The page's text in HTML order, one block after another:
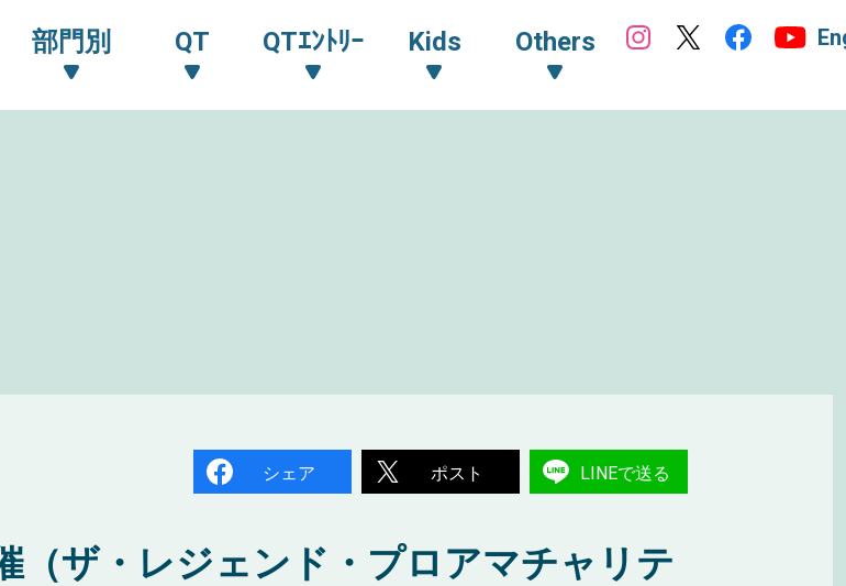
部門別 QT QTｴﾝﾄﾘｰ Kids Others
シェア ポスト LINEで送る
（ザ・レジェンド・プロアマチャリテ